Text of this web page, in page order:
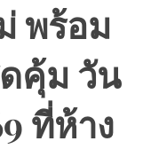
พร้อม
คุ้ม วัน
ที่ห้าง